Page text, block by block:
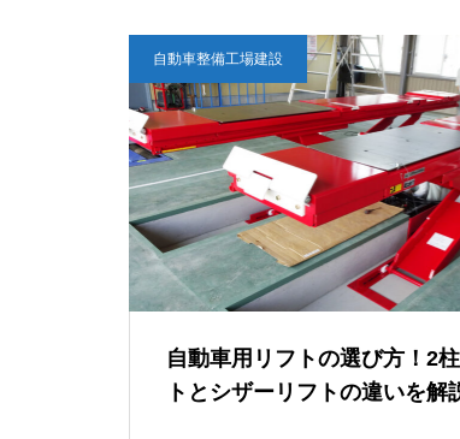
自動車整備工場建設
自動車用リフトの選び方！2
トとシザーリフトの違いを解